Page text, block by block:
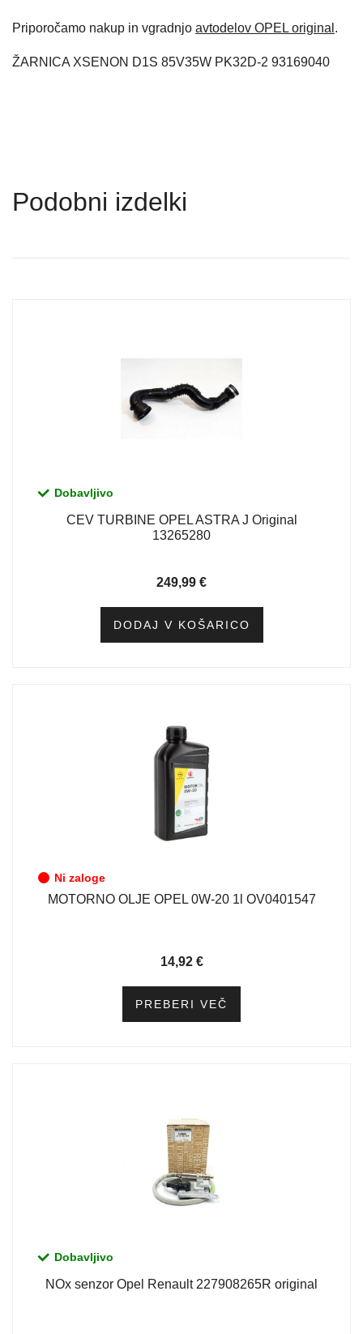
Priporočamo nakup in vgradnjo avtodelov OPEL original .
ŽARNICA XSENON D1S 85V35W PK32D-2 93169040
Podobni izdelki
Dobavljivo
CEV TURBINE OPEL ASTRA J Original
13265280
249,99 €
DODAJ V KOŠARICO
Ni zaloge
MOTORNO OLJE OPEL 0W-20 1l OV0401547
14,92 €
PREBERI VEČ
Dobavljivo
NOx senzor Opel Renault 227908265R original